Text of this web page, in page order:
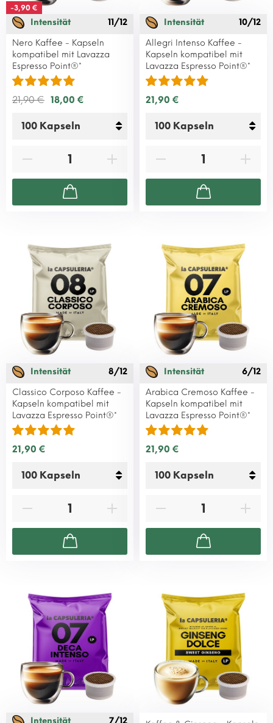
-3,90 €
Intensität
11/12
Nero Kaffee - Kapseln
kompatibel mit Lavazza
Espresso Point®*
21,90 € 18,00 €
Intensität
10/12
Allegri Intenso Kaffee -
Kapseln kompatibel mit
Lavazza Espresso Point®*
21,90 €
Intensität
8/12
Classico Corposo Kaffee -
Kapseln kompatibel mit
Lavazza Espresso Point®*
21,90 €
Intensität
6/12
Arabica Cremoso Kaffee -
Kapseln kompatibel mit
Lavazza Espresso Point®*
21,90 €
Intensität
7/12